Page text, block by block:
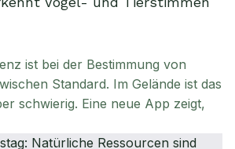
ist bei der Bestimmung von
Standard. Im Gelände ist das
schwierig. Eine neue App zeigt,